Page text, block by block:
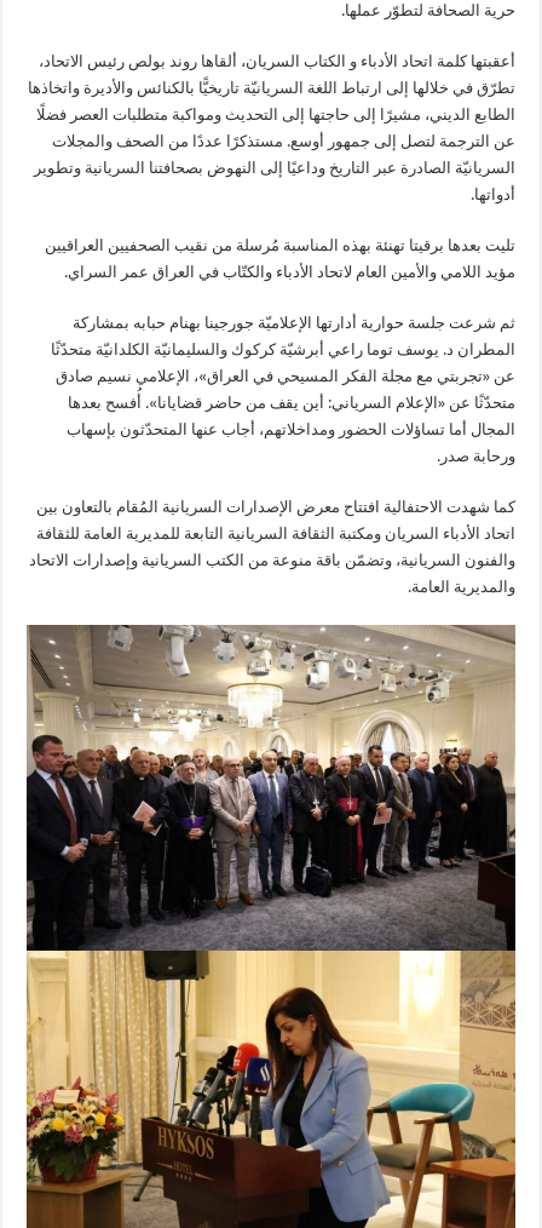
حرية الصحافة لتطوّر عملها.
أعقبتها كلمة اتحاد الأدباء و الكتاب السريان، ألقاها روند بولص رئيس الاتحاد،
تطرّق في خلالها إلى ارتباط اللغة السريانيّة تاريخيًّا بالكنائس والأديرة واتخاذها
الطابع الديني، مشيرًا إلى حاجتها إلى التحديث ومواكبة متطلبات العصر فضلًا
عن الترجمة لتصل إلى جمهور أوسع. مستذكرًا عددًا من الصحف والمجلات
السريانيّة الصادرة عبر التاريخ وداعيًا إلى النهوض بصحافتنا السريانية وتطوير
أدواتها.
تليت بعدها برقيتا تهنئة بهذه المناسبة مُرسلة من نقيب الصحفيين العراقيين
مؤيد اللامي والأمين العام لاتحاد الأدباء والكتّاب في العراق عمر السراي.
ثم شرعت جلسة حوارية أدارتها الإعلاميّة جورجينا بهنام حبابه بمشاركة
المطران د. يوسف توما راعي أبرشيّة كركوك والسليمانيّة الكلدانيّة متحدّثًا
عن «تجربتي مع مجلة الفكر المسيحي في العراق»، الإعلامي نسيم صادق
متحدّثًا عن «الإعلام السرياني: أين يقف من حاضر قضايانا». أُفسح بعدها
المجال أما تساؤلات الحضور ومداخلاتهم، أجاب عنها المتحدّثون بإسهاب
ورحابة صدر.
كما شهدت الاحتفالية افتتاح معرض الإصدارات السريانية المُقام بالتعاون بين
اتحاد الأدباء السريان ومكتبة الثقافة السريانية التابعة للمديرية العامة للثقافة
والفنون السريانية، وتضمّن باقة منوعة من الكتب السريانية وإصدارات الاتحاد
والمديرية العامة.